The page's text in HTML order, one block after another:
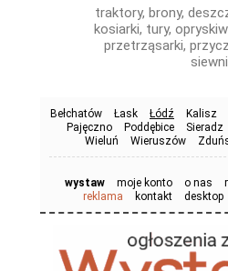
traktory, brony,
kosiarki, tury,
przetrząsarki,
Bełchatów Łask Łódź Kalisz
Pajęczno
Poddębice Sieradz
Wieluń
Wieruszów
wystaw moje konto o nas
reklama
kontakt desktop